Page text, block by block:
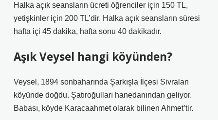
Halka açık seansların ücreti öğrenciler için 150 TL,
yetişkinler için 200 TL’dir. Halka açık seansların süresi
hafta içi 45 dakika, hafta sonu 40 dakikadır.
Aşık Veysel hangi köyünden?
Veysel, 1894 sonbaharında Şarkışla İlçesi Sivralan
köyünde doğdu. Şatıroğulları hanedanından geliyor.
Babası, köyde Karacaahmet olarak bilinen Ahmet’tir.